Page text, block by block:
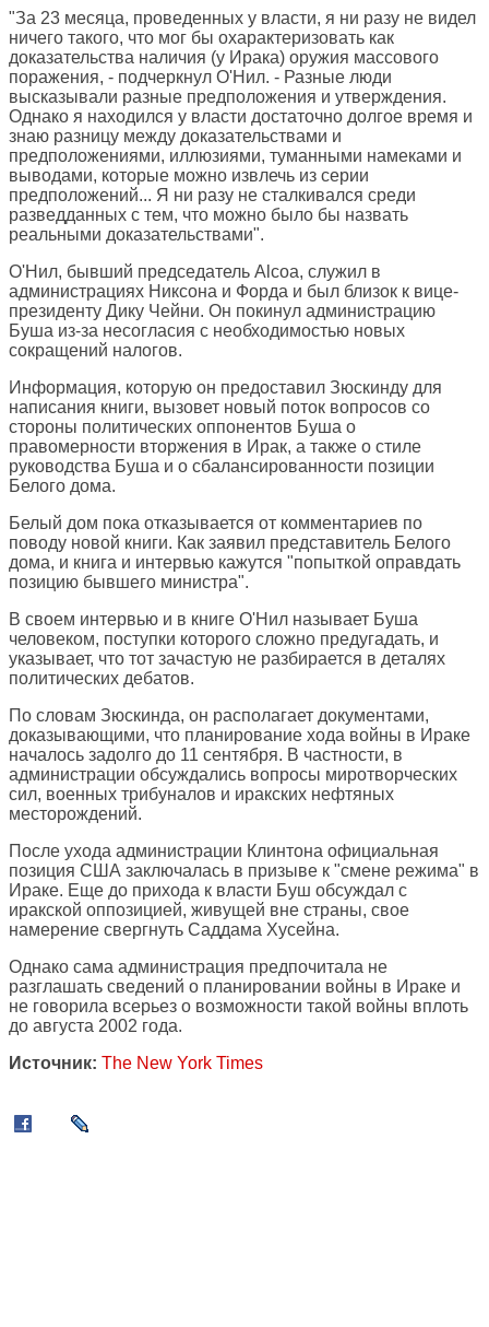
"За 23 месяца, проведенных у власти, я ни разу не видел
ничего такого, что мог бы охарактеризовать как
доказательства наличия (у Ирака) оружия массового
поражения, - подчеркнул О'Нил. - Разные люди
высказывали разные предположения и утверждения.
Однако я находился у власти достаточно долгое время и
знаю разницу между доказательствами и
предположениями, иллюзиями, туманными намеками и
выводами, которые можно извлечь из серии
предположений... Я ни разу не сталкивался среди
разведданных с тем, что можно было бы назвать
реальными доказательствами".
О'Нил, бывший председатель Alcoa, служил в
администрациях Никсона и Форда и был близок к вице-
президенту Дику Чейни. Он покинул администрацию
Буша из-за несогласия с необходимостью новых
сокращений налогов.
Информация, которую он предоставил Зюскинду для
написания книги, вызовет новый поток вопросов со
стороны политических оппонентов Буша о
правомерности вторжения в Ирак, а также о стиле
руководства Буша и о сбалансированности позиции
Белого дома.
Белый дом пока отказывается от комментариев по
поводу новой книги. Как заявил представитель Белого
дома, и книга и интервью кажутся "попыткой оправдать
позицию бывшего министра".
В своем интервью и в книге О'Нил называет Буша
человеком, поступки которого сложно предугадать, и
указывает, что тот зачастую не разбирается в деталях
политических дебатов.
По словам Зюскинда, он располагает документами,
доказывающими, что планирование хода войны в Ираке
началось задолго до 11 сентября. В частности, в
администрации обсуждались вопросы миротворческих
сил, военных трибуналов и иракских нефтяных
месторождений.
После ухода администрации Клинтона официальная
позиция США заключалась в призыве к "смене режима" в
Ираке. Еще до прихода к власти Буш обсуждал с
иракской оппозицией, живущей вне страны, свое
намерение свергнуть Саддама Хусейна.
Однако сама администрация предпочитала не
разглашать сведений о планировании войны в Ираке и
не говорила всерьез о возможности такой войны вплоть
до августа 2002 года.
Источник: The New York Times